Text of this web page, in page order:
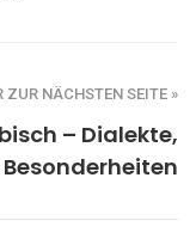
ZUR NÄCHSTEN SEITE »
– Dialekte,